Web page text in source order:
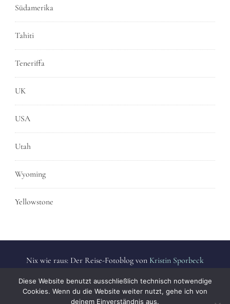
Südamerika
Tahiti
Teneriffa
UK
USA
Utah
Wyoming
Yellowstone
Nix wie raus: Der Reise-Fotoblog von Kristin Sporbeck
protected by copyright.
Diese Website benutzt ausschließlich technisch notwendige
Cookies. Wenn du die Website weiter nutzt, gehe ich von
deinem Einverständnis aus.